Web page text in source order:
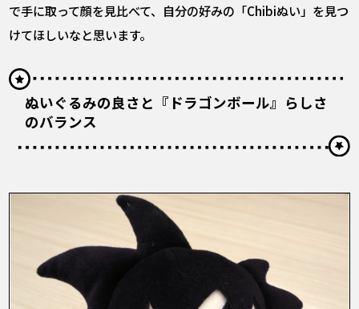
で手に取って顔を見比べて、自分の好みの「Chibiぬい」を見つ
けてほしいなと思います。
ぬいぐるみの良さと『ドラゴンボール』らしさ
のバランス